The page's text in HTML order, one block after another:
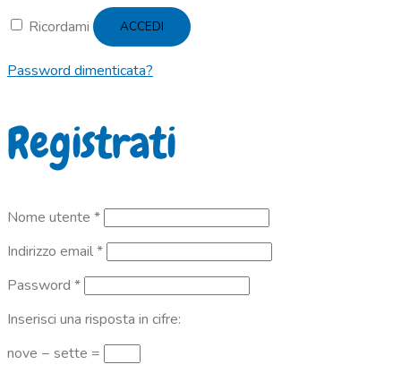
Ricordami ACCEDI
Password dimenticata?
Registrati
Nome utente *Richiesto
Indirizzo email*Richiesto
Password *Richiesto
Inserisci una risposta in cifre:
nove − sette =